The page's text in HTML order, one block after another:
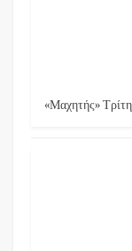
«Μαχητής»